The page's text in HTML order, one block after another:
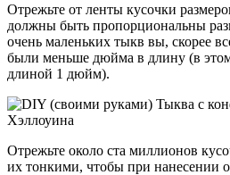
Отрежьте от ленты кусочки
должны быть пропорциональны
очень маленьких тыкв вы, скорее
были меньше дюйма в длину (в
длиной 1 дюйм).
Отрежьте около ста миллионов
их тонкими, чтобы при нанесении